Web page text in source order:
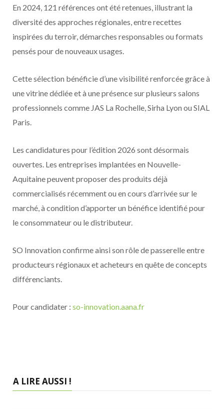
En 2024, 121 références ont été retenues, illustrant la
diversité des approches régionales, entre recettes
inspirées du terroir, démarches responsables ou formats
pensés pour de nouveaux usages.
Cette sélection bénéficie d’une visibilité renforcée grâce à
une vitrine dédiée et à une présence sur plusieurs salons
professionnels comme JAS La Rochelle, Sirha Lyon ou SIAL
Paris.
Les candidatures pour l’édition 2026 sont désormais
ouvertes. Les entreprises implantées en Nouvelle-
Aquitaine peuvent proposer des produits déjà
commercialisés récemment ou en cours d’arrivée sur le
marché, à condition d’apporter un bénéfice identifié pour
le consommateur ou le distributeur.
SO Innovation confirme ainsi son rôle de passerelle entre
producteurs régionaux et acheteurs en quête de concepts
différenciants.
Pour candidater : so-innovation.aana.fr
A LIRE AUSSI !